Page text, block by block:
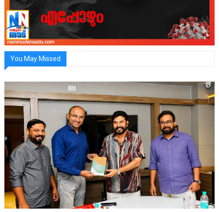
You May Missed